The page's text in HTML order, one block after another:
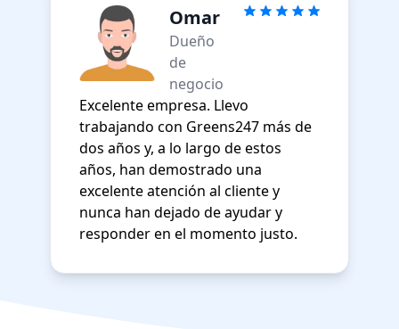
Omar
Dueño
de
negocio
Excelente empresa. Llevo
trabajando con Greens247 más de
dos años y, a lo largo de estos
años, han demostrado una
excelente atención al cliente y
nunca han dejado de ayudar y
responder en el momento justo.